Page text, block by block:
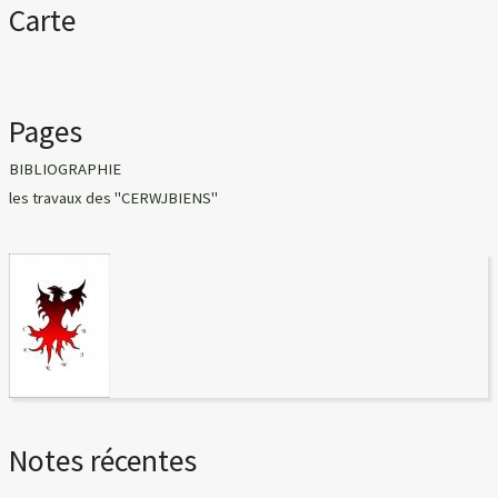
Carte
Pages
BIBLIOGRAPHIE
les travaux des "CERWJBIENS"
Notes récentes